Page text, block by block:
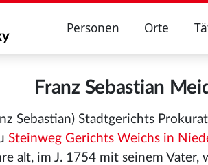
Personen Orte
Franz Sebastian
Sebastian) Stadtgerichts
Steinweg Gerichts Weichs in
alt, im J. 1754 mit seinem Vater,